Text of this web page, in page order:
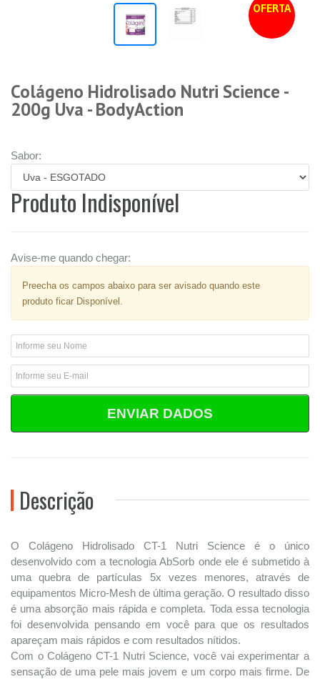
OFERTA
Colágeno Hidrolisado Nutri Science -
200g Uva - BodyAction
Sabor:
Produto Indisponível
Avise-me quando chegar:
Preecha os campos abaixo para ser avisado quando este
produto ficar Disponível.
ENVIAR DADOS
Descrição
O Colágeno Hidrolisado CT-1 Nutri Science é o único
desenvolvido com a tecnologia AbSorb onde ele é submetido à
uma quebra de partículas 5x vezes menores, através de
equipamentos Micro-Mesh de última geração. O resultado disso
é uma absorção mais rápida e completa. Toda essa tecnologia
foi desenvolvida pensando em você para que os resultados
apareçam mais rápidos e com resultados nítidos.
Com o Colágeno CT-1 Nutri Science, você vai experimentar a
sensação de uma pele mais jovem e um corpo mais firme. De